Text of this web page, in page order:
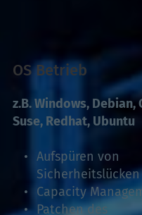
OS Betrieb
z.B. Windows, Debian,
Suse, Redhat, Ubuntu
Aufspüren von
Sicherheitslücken
Capacity
Patchen des